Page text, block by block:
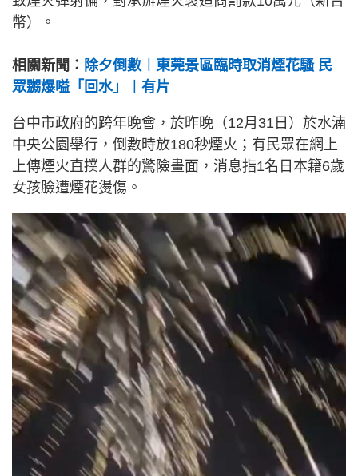
幣）。
相關新聞： 除夕倒數︱東莞景區臨時取消煙花騷 民
眾嬲爆嗌「回水」︱有片
台中市政府的跨年晚會，於昨晚（12月31日）於水湳
中央公園舉行，倒數時放180秒煙火；有民眾在網上
上傳煙火直撲人群的驚險畫面，消息指1名日本籍6歲
女孩臉遭煙花燙傷。